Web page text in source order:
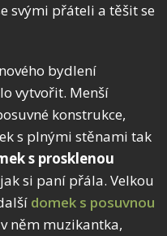
svými přáteli a těšit se
bydlení
vytvořit. Menší
konstrukce,
s plnými stěnami tak
s prosklenou
si paní přála. Velkou
domek s posuvnou
něm muzikantka,